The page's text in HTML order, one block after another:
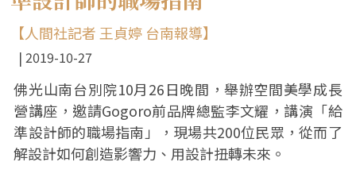
【人間社記者 王貞婷 台南報導】
2019-10-27
佛光山南台別院10月26日晚間，舉辦空間美學成長
營講座，邀請Gogoro前品牌總監李文耀，講演「給
準設計師的職場指南」，現場共200位民眾，從而了
解設計如何創造影響力、用設計扭轉未來。